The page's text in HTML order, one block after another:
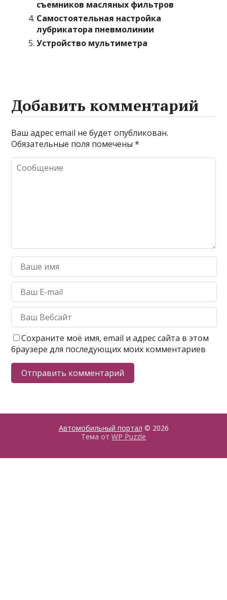
съемников масляных фильтров
Самостоятельная настройка
лубрикатора пневмолинии
Устройство мультиметра
Добавить комментарий
Ваш адрес email не будет опубликован.
Обязательные поля помечены*
Сохраните моё имя, email и адрес сайта в этом
браузере для последующих моих комментариев
Автомобильный портал © 2026
Тема от WP Puzzle